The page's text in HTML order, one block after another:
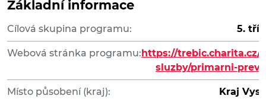
Základní informace
Cílová skupina programu: 5.
Webová stránka programu: https://trebic.charita.cz/
sluzby/primarni-
Místo působení (kraj): Kraj